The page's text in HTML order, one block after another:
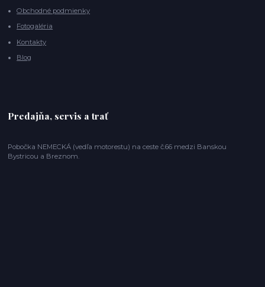
Obchodné podmienky
Fotogaléria
Kontakty
Blog
Predajňa, servis a trať
Pobočka NEMECKÁ (vedľa motorestu) na ceste č.66 medzi Banskou
Bystricou a Breznom.